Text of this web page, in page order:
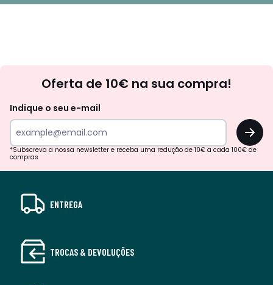
Oferta de 10€ na sua compra!
Indique o seu e-mail
OK
*Subscreva a nossa newsletter e receba uma redução de 10€ a cada 100€ de
compras
ENTREGA
TROCAS & DEVOLUÇÕES